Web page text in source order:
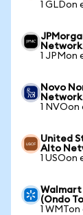
1 GLDon
1 JPMon
Novo
1 NVOon
United
Alto
1
Walmart
(Ondo
1